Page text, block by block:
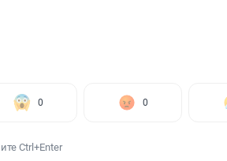
0 0
Ctrl+Enter